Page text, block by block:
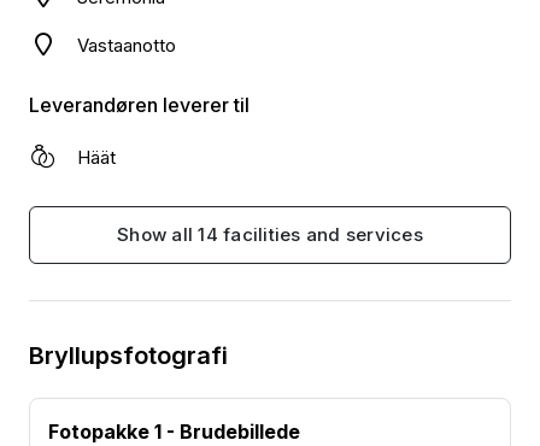
Vastaanotto
Leverandøren leverer til
Häät
Show all 14 facilities and services
Bryllupsfotografi
Fotopakke 1 - Brudebillede